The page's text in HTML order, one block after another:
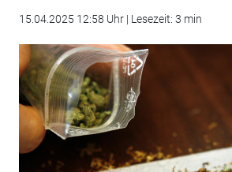
15.04.2025 12:58 Uhr | Lesezeit: 3 min